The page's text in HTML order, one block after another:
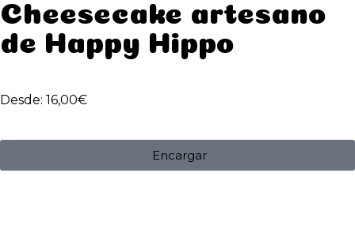
Cheesecake artesano
de Happy Hippo
Desde: 16,00€
Encargar